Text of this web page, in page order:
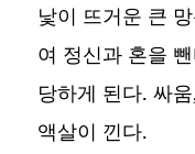
낯이 뜨거운 큰
여 정신과 혼을
당하게 된다. 싸
액살이 낀다.